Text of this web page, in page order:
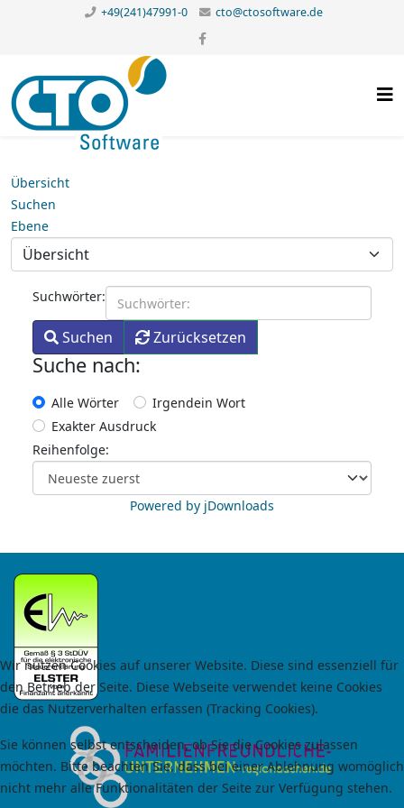
+49(241)47991-0 cto@ctosoftware.de
Übersicht
Suchen
Ebene
Suchwörter:
Suchen Zurücksetzen
Suche nach:
Alle Wörter
Irgendein Wort
Exakter Ausdruck
Reihenfolge:
Powered by jDownloads
Wir nutzen Cookies auf unserer Website. Diese sind essenziell für
den Betrieb der Seite. Diese Webseite verwendet keine Cookies
die das Nutzerverhalten erfassen (Tracking Cookies).
Sie können selbst entscheiden, ob Sie die Cookies zulassen
möchten. Bitte beachten Sie, dass bei einer Ablehnung womöglich
nicht mehr alle Funktionalitäten der Seite zur Verfügung stehen.